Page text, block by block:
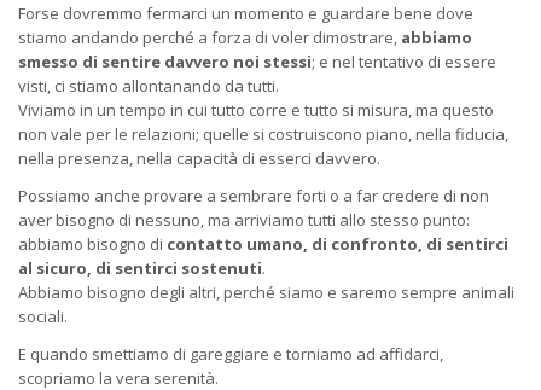
Forse dovremmo fermarci un momento e guardare bene dove
stiamo andando perché a forza di voler dimostrare, abbiamo
smesso di sentire davvero noi stessi; e nel tentativo di essere
visti, ci stiamo allontanando da tutti.
Viviamo in un tempo in cui tutto corre e tutto si misura, ma questo
non vale per le relazioni; quelle si costruiscono piano, nella fiducia,
nella presenza, nella capacità di esserci davvero.
Possiamo anche provare a sembrare forti o a far credere di non
aver bisogno di nessuno, ma arriviamo tutti allo stesso punto:
abbiamo bisogno di contatto umano, di confronto, di sentirci
al sicuro, di sentirci sostenuti.
Abbiamo bisogno degli altri, perché siamo e saremo sempre animali
sociali.
E quando smettiamo di gareggiare e torniamo ad affidarci,
scopriamo la vera serenità.